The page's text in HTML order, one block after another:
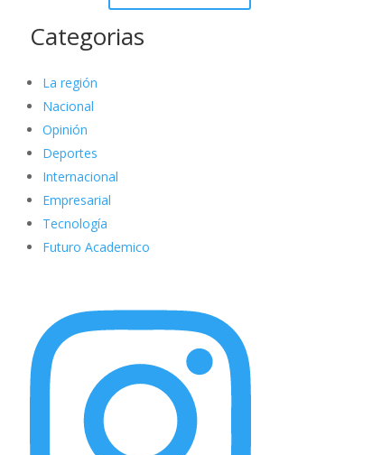
Categorias
La región
Nacional
Opinión
Deportes
Internacional
Empresarial
Tecnología
Futuro Academico